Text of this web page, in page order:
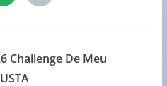
Challenge De Meu